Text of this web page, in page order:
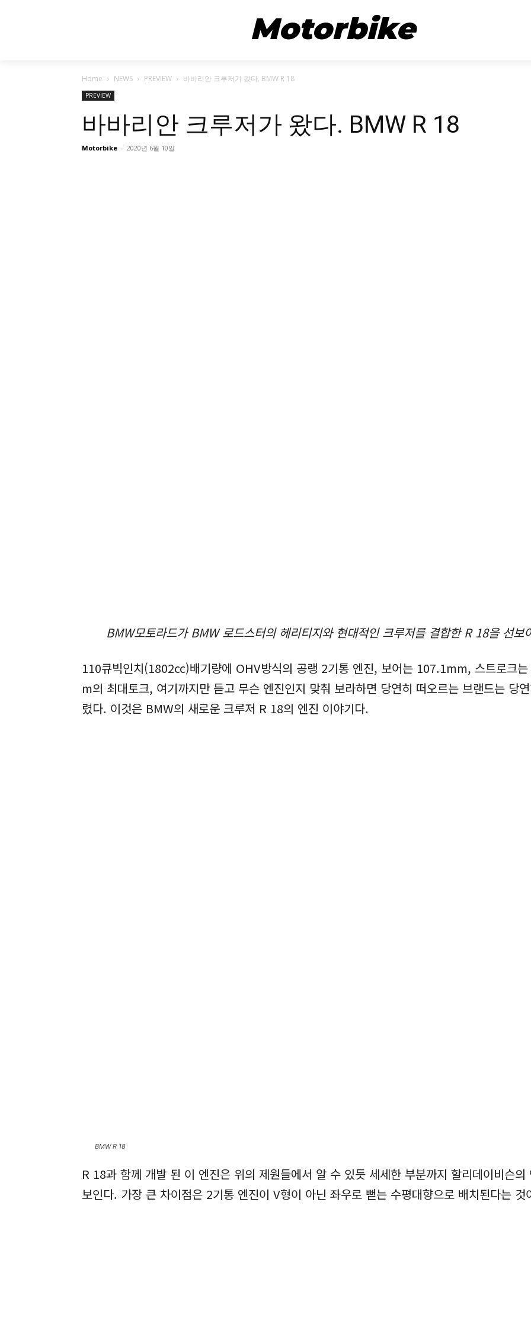
Motorbike
Home NEWS PREVIEW 바바리안 크루저가 왔다. BMW R 18
PREVIEW
바바리안 크루저가 왔다. BMW R 18
Motorbike - 2020년 6월 10일
BMW모토라드가 BMW 로드스터의 헤리티지와 현대적인 크루저를 결합한 R 18을 선보
110큐빅인치(1802cc)배기량에 OHV방식의 공랭 2기통 엔진, 보어는 107.1mm, 스트로크
m의 최대토크, 여기까지만 듣고 무슨 엔진인지 맞춰 보라하면 당연히 떠오르는 브랜드는 당
렸다. 이것은 BMW의 새로운 크루저 R 18의 엔진 이야기다.
BMW R 18
R 18과 함께 개발 된 이 엔진은 위의 제원들에서 알 수 있듯 세세한 부분까지 할리데이비슨
보인다. 가장 큰 차이점은 2기통 엔진이 V형이 아닌 좌우로 뻗는 수평대향으로 배치된다는 것